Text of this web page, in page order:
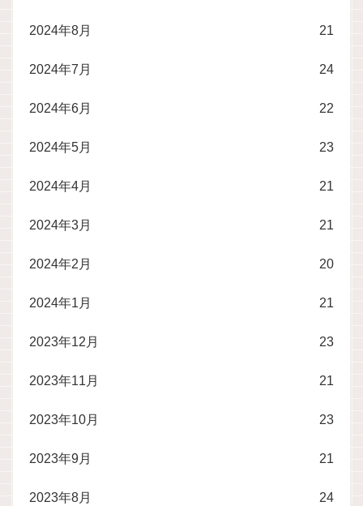
2024年8月 21
2024年7月 24
2024年6月 22
2024年5月 23
2024年4月 21
2024年3月 21
2024年2月 20
2024年1月 21
2023年12月 23
2023年11月 21
2023年10月 23
2023年9月 21
2023年8月 24